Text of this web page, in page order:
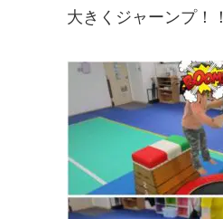
大きくジャーンプ！！